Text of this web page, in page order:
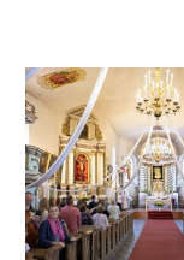
More posts